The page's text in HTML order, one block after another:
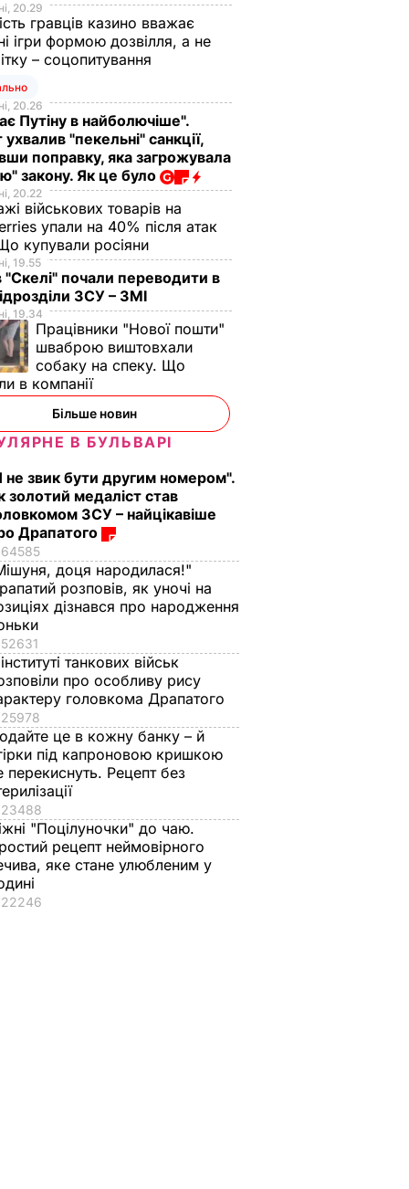
20.29
гравців казино вважає
ігри формою дозвілля, а не
– соцопитування
20.26
Путіну в найболючіше".
"пекельні" санкції,
поправку, яка загрожувала
закону. Як це було
20.22
військових товарів на
упали на 40% після атак
купували росіяни
19.55
"Скелі" почали переводити в
ЗСУ – ЗМІ
19.34
Працівники "Нової пошти"
шваброю виштовхали
собаку на спеку. Що
в компанії
Більше новин
В БУЛЬВАРІ
не звик бути другим номером".
золотий медаліст став
ЗСУ – найцікавіше
Драпатого
64585
доця народилася!"
розповів, як уночі на
дізнався про народження
52631
танкових військ
про особливу рису
головкома Драпатого
25978
це в кожну банку – й
під капроновою кришкою
перекиснуть. Рецепт без
23488
"Поцілуночки" до чаю.
рецепт неймовірного
яке стане улюбленим у
22246